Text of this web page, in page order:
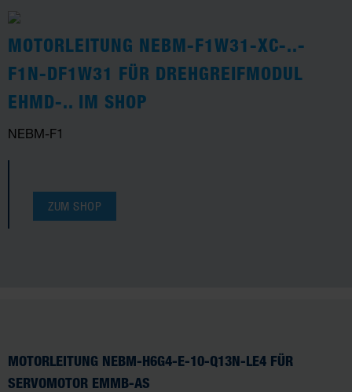
MOTORLEITUNG NEBM-F1W31-XC-..-
F1N-DF1W31 FÜR DREHGREIFMODUL
EHMD-.. IM SHOP
NEBM-F1
ZUM SHOP
MOTORLEITUNG NEBM-H6G4-E-10-Q13N-LE4 FÜR
SERVOMOTOR EMMB-AS